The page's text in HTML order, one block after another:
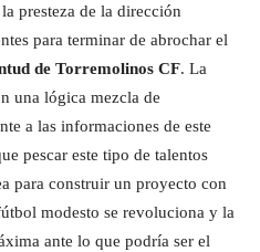
presteza de la dirección
para terminar de abrochar el
de Torremolinos CF. La
una lógica mezcla de
a las informaciones de este
pescar este tipo de talentos
para construir un proyecto con
modesto se revoluciona y la
ante lo que podría ser el